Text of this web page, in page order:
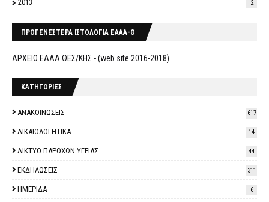
2013 2
ΠΡΟΓΕΝΕΣΤΕΡΑ ΙΣΤΟΛΟΓΙΑ ΕΑΑΑ-Θ
ΑΡΧΕΙΟ ΕΑΑΑ ΘΕΣ/ΚΗΣ - (web site 2016-2018)
ΚΑΤΗΓΟΡΙΕΣ
ΑΝΑΚΟΙΝΩΣΕΙΣ 617
ΔΙΚΑΙΟΛΟΓΗΤΙΚΑ 14
ΔΙΚΤΥΟ ΠΑΡΟΧΩΝ ΥΓΕΙΑΣ 44
ΕΚΔΗΛΩΣΕΙΣ 311
ΗΜΕΡΙΔΑ 6